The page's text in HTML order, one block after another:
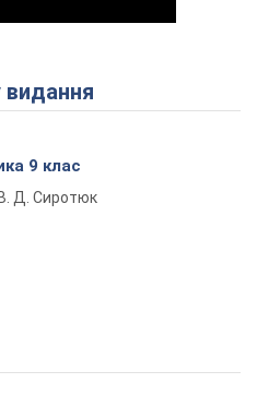
Play Video
видання
9 клас
В. Д. Сиротюк